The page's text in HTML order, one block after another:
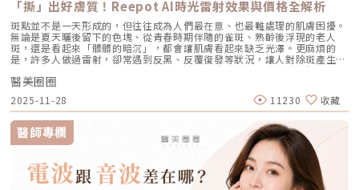
低，並獲得歐盟CE安全認證。Profhilo璞菲洛是突破傳統玻尿酸觀念的療
程，不以填充為主，而是提升肌膚自癒力與膚質的「逆時針保養」新選擇。
如果你渴望不影響生活的微創保養，並希望從根本改善膚質，Profhilo 絕
對值得你列入考量。在選擇療程前，務必諮詢專業醫師，評估自身膚況與適
合方案，才能真正達到年輕又自然的理想狀態。選擇合法診所、專業醫師與
原廠產品，是安全變美的不二法門。★溫馨提醒★小編要提醒大家，醫療並
非單純的商業交易，所有的療程都伴隨著風險。因此，作為消費者應該謹慎
選擇合適的醫療方案，以確保安全與健康。
進毛囊正常角化，並大幅減少發炎反應與痤瘡桿菌增生。核心強項：能夠一
次打擊痘痘的四大成因，對於嚴重型、結節囊腫型痘痘，或是對其他治療
（包含抗生素、外用藥膏）無效的頑固型痘痘，具有極高的治癒率與長效
性。需注意事項：伴隨較明顯的副作用，最常見包含嘴唇乾裂、皮膚乾燥脫
皮、眼睛乾澀等。此外，孕婦絕對禁用（具致畸胎性），療程期間需配合醫
師定期抽血監測肝功能與血脂，且通常需持續服用數個月至一年以上以達到
標準的累積劑量。CAPRI 藍雷射與 AviClear 戰痘雷射最主要的差異，在於
「雷射波長」與「對油脂的吸收破壞力」。簡單來說，藍雷射主打「控油加
殺菌」的雙效機制，適合用來對付輕中度的痘痘與毛孔粗大問題；而
1726nm 的戰痘雷射則是專為「阻斷皮脂腺」而生，能精準且深度地破壞
出油源頭，因此更適合用來拯救中重度發炎、滿臉油光，以及長年反覆發作
的頑固型痘痘肌。誰最適合打 AviClear 戰痘雷射？如果符合以下任一情
況，AviClear 將會是非常值得評估的投資： 口服藥物恐懼或不適應者：曾
經吃過口服 A 酸但無法忍受乾燥脫皮，或是抽血發現肝指數異常而被迫停藥
的人。 備孕中或哺乳中的女性：口服 A 酸有強烈的致畸胎性，停藥後仍需
避孕一段時間；而戰痘雷射純粹是物理性光電治療，對全身系統無影響（但
孕婦本身基於安全考量，雷射療程前仍須經醫師評估）。 滿臉油光、毛孔
壞皮脂膜時，蟎蟲就會大量異常繁殖。牠們會啃食皮脂、進出毛囊，蟲體的
排泄物與屍體會引發毛囊發炎，進而把毛孔撐大。如何從日常居家保養穩住
毛孔不失控？雖然保養品無法讓已經擴大的毛孔完全「縮回」，但正確的居
家保養，能幫助控制毛孔不再進一步擴張，並改善整體膚質的平滑度。1. 溫
和清潔，不過度刺激：選擇胺基酸系等溫和潔顏產品，一天清潔 1～2 次即
可。避免頻繁使用磨砂或強力去角質產品，以減少對皮膚屏障的刺激。2. 適
度使用酸類，幫助代謝角質：對於油脂分泌較旺或粉刺型毛孔，可在醫師或
專業建議下使用酸類保養品： 水楊酸（BHA）：脂溶性，能深入毛孔幫助
油脂代謝，常用於黑頭與粉刺調理。 果酸（AHA，如甘醇酸、乳酸）：主要
作用於表層角質更新，改善肌膚粗糙。 杏仁酸：屬於果酸的一種但兼具親
脂特性，屬較溫和的酸類選擇。3. 抗老成分 A醇（Retinol）：A醇是目前研
究較完整的抗老成分之一，可促進表皮更新，並間接支持膠原蛋白生成，對
於老化型毛孔與膚質粗糙有一定幫助。但 A醇具有刺激性，建議採取低濃
度、循序漸進方式建立耐受。4. 防曬是關鍵保護：紫外線是造成膠原蛋白流
失與肌膚老化的重要因素之一。長期日曬會加速毛孔鬆弛，因此無論晴雨都
應確實做好防曬（塗抹防曬乳或物理性遮蔽）。醫美療程如何精準對抗毛孔
「撕」出好膚質！Reepot AI時光雷射效果與價格全解析
斑點並不是一天形成的，但往往成為人們最在意、也最難處理的肌膚困擾。
無論是夏天曬後留下的色塊、從青春時期伴隨的雀斑、熟齡後浮現的老人
斑，還是看起來「髒髒的暗沉」，都會讓肌膚看起來缺乏光澤。更麻煩的
是，許多人做過雷射，卻常遇到反黑、反覆復發等狀況，讓人對除斑產生陰
影。 Reepot AI時光雷射（仿單名為「蕾璞釹雅各雷射系統」，衛部醫器輸
字第 037165 號）自 2025 年 7 月上市後便迅速受到關注，被視為色素治
療領域重要新進展。它重新定義了傳統除斑的思維，將以往以熱能為主的
「燒灼式破壞」，轉變為更精準、更可控的「震碎式處理」，再結合 AI 影
像分析與超冷卻保護，使治療不僅更安全、也更貼近現代人追求的舒適與高
效率。對於過去因反黑、修復期長或效果不均而猶豫的族群而言，Reepot
的出現為除斑帶來全新的可能。 這篇文章就帶你理解Reepot 到底怎麼運
作？和你聽過的皮秒、傳統雷射有什麼不同？誰適合做、誰不適合？效果、
術後照護、價格又是多少呢？希望能讓你在做選擇前，有完整且中立的參
考。為什麼斑點這麼難纏？了解色素成因，是選擇療程前最重要的一步許多
人以為斑點只是「曬太陽造成的色塊」，但實際上臉上的每一顆斑，都可能
醫美圈圈
2025-11-28 11230 收藏
醫師專欄